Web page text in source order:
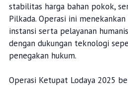
stabilitas harga bahan pokok,
Pilkada. Operasi ini
instansi serta pelayanan
dengan dukungan teknologi
penegakan hukum.
Operasi Ketupat Lodaya 2025